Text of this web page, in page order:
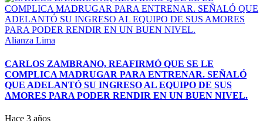
Alianza Lima
CARLOS ZAMBRANO, REAFIRMÓ QUE SE LE
COMPLICA MADRUGAR PARA ENTRENAR. SEÑALÓ
QUE ADELANTÓ SU INGRESO AL EQUIPO DE SUS
AMORES PARA PODER RENDIR EN UN BUEN NIVEL.
Hace 3 años